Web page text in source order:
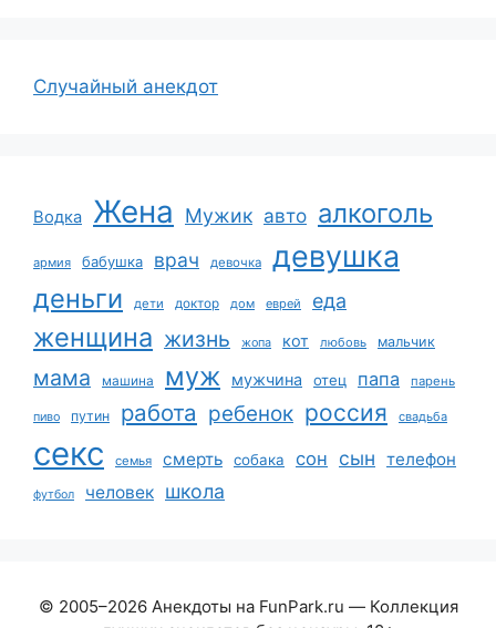
Случайный анекдот
Водка Жена Мужик авто алкоголь
армия бабушка врач девочка девушка
деньги дети доктор дом еврей еда
женщина жизнь жопа кот любовь мальчик
мама машина муж мужчина отец папа парень
пиво путин работа ребенок россия свадьба
секс семья смерть собака сон сын телефон
футбол человек школа
© 2005–2026 Анекдоты на FunPark.ru — Коллекция